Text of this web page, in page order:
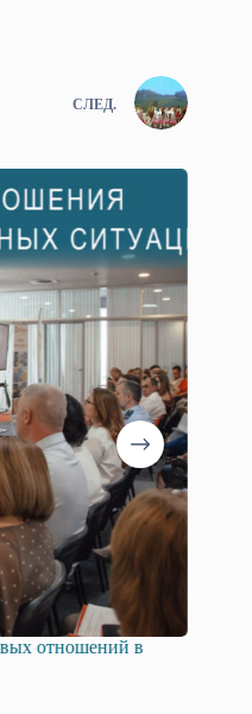
СЛЕД.
отношений в